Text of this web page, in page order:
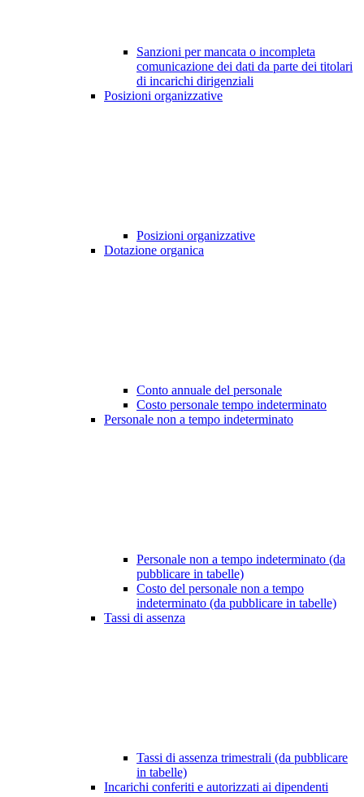
Sanzioni per mancata o incompleta
comunicazione dei dati da parte dei titolari
di incarichi dirigenziali
Posizioni organizzative
Posizioni organizzative
Dotazione organica
Conto annuale del personale
Costo personale tempo indeterminato
Personale non a tempo indeterminato
Personale non a tempo indeterminato (da
pubblicare in tabelle)
Costo del personale non a tempo
indeterminato (da pubblicare in tabelle)
Tassi di assenza
Tassi di assenza trimestrali (da pubblicare
in tabelle)
Incarichi conferiti e autorizzati ai dipendenti